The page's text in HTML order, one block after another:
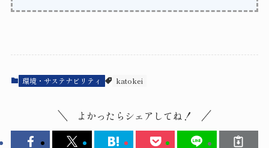
環境・サステナビリティ katokei
よかったらシェアしてね！